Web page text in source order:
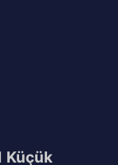
Küçük